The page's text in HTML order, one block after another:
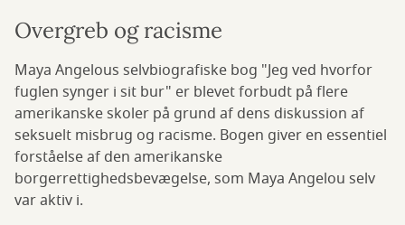
Overgreb og racisme
Maya Angelous selvbiografiske bog "Jeg ved hvorfor
fuglen synger i sit bur" er blevet forbudt på flere
amerikanske skoler på grund af dens diskussion af
seksuelt misbrug og racisme. Bogen giver en essentiel
forståelse af den amerikanske
borgerrettighedsbevægelse, som Maya Angelou selv
var aktiv i.